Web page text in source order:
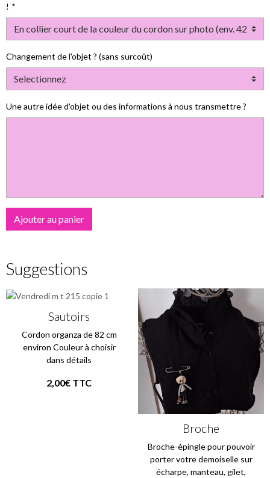
!
Changement de l'objet ? (sans surcoût)
Une autre idée d'objet ou des informations à nous transmettre ?
Ajouter au panier
Suggestions
Sautoirs
Cordon organza de 82 cm
environ Couleur à choisir
dans détails
2,00€ TTC
Broche
Broche-épingle pour pouvoir
porter votre demoiselle sur
écharpe, manteau, gilet,